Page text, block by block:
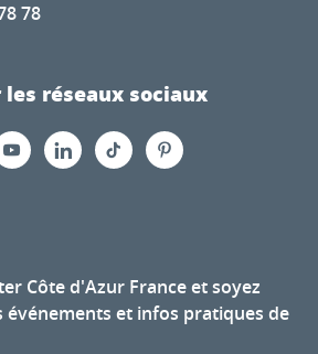
78
les réseaux sociaux
Côte d'Azur France et soyez
événements et infos pratiques de